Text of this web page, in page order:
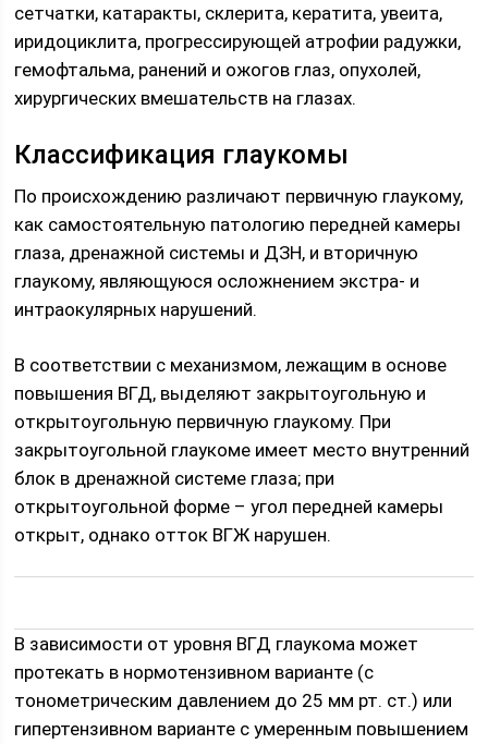
сетчатки, катаракты, склерита, кератита, увеита,
иридоциклита, прогрессирующей атрофии радужки,
гемофтальма, ранений и ожогов глаз, опухолей,
хирургических вмешательств на глазах.
Классификация глаукомы
По происхождению различают первичную глаукому,
как самостоятельную патологию передней камеры
глаза, дренажной системы и ДЗН, и вторичную
глаукому, являющуюся осложнением экстра- и
интраокулярных нарушений.
В соответствии с механизмом, лежащим в основе
повышения ВГД, выделяют закрытоугольную и
открытоугольную первичную глаукому. При
закрытоугольной глаукоме имеет место внутренний
блок в дренажной системе глаза; при
открытоугольной форме – угол передней камеры
открыт, однако отток ВГЖ нарушен.
В зависимости от уровня ВГД глаукома может
протекать в нормотензивном варианте (с
тонометрическим давлением до 25 мм рт. ст.) или
гипертензивном варианте с умеренным повышением